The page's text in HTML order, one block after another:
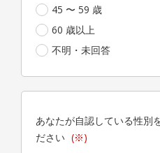
45 〜 59 歳
60 歳以上
不明・未回答
あなたが自認している性別
ださい (※)